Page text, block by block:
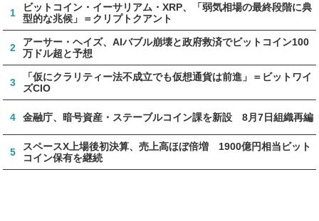
1
ビットコイン・イーサリアム・XRP、「弱気相場の最終段階に典
型的な兆候」＝クリプトクアント
2
アーサー・ヘイズ、AIバブル崩壊と政府救済でビットコイン100
万ドル超と予想
3
「仮にクラリティー法不成立でも仮想通貨は前進」＝ビットワイ
ズCIO
4 金融庁、暗号資産・ステーブルコイン課を新設 8月7日組織再編
5
スペースX上場後初決算、売上高ほぼ倍増 1900億円相当ビット
コイン保有を継続